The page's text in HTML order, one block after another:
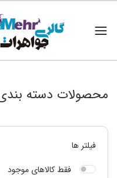
محصولات دسته
فیلتر ها
فقط کالاهای موجود